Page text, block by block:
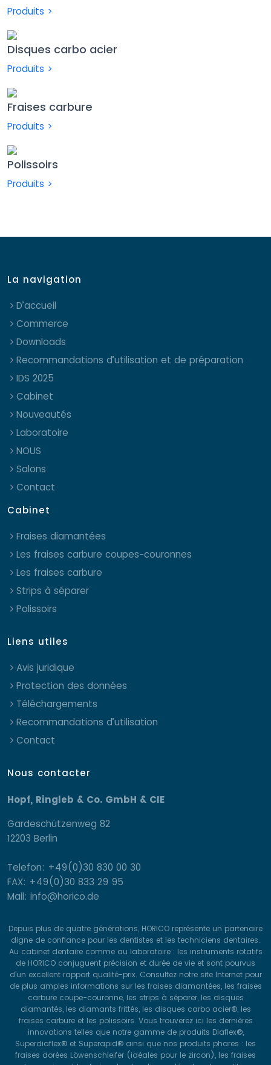
Produits >
Disques carbo acier
Produits >
Fraises carbure
Produits >
Polissoirs
Produits >
La navigation
D’accueil
Commerce
Downloads
Recommandations d’utilisation et de préparation
IDS 2025
Cabinet
Nouveautés
Laboratoire
NOUS
Salons
Contact
Cabinet
Fraises diamantées
Les fraises carbure coupes-couronnes
Les fraises carbure
Strips à séparer
Polissoirs
Liens utiles
Avis juridique
Protection des données
Téléchargements
Recommandations d’utilisation
Contact
Nous contacter
Hopf, Ringleb & Co. GmbH & CIE
Gardeschützenweg 82
12203 Berlin
Telefon: +49(0)30 830 00 30
FAX: +49(0)30 833 29 95
Mail: info@horico.de
Depuis plus de quatre générations, HORICO représente un partenaire
digne de confiance pour les dentistes et les techniciens dentaires.
Au cabinet dentaire comme au laboratoire : les instruments rotatifs
de HORICO conjuguent précision et durée de vie et sont pourvus
d’un excellent rapport qualité-prix. Consultez notre site Internet pour
de plus amples informations sur les fraises diamantées, les fraises
carbure coupe-couronne, les strips à séparer, les disques
diamantés, les diamants frittés, les disques carbo acier®, les
fraises carbure et les polissoirs. Vous trouverez ici les dernières
innovations telles que notre gamme de produits Diaflex®,
Superdiaflex® et Superapid® ainsi que nos produits phares : les
fraises dorées Löwenschleifer (idéales pour le zircon), les fraises